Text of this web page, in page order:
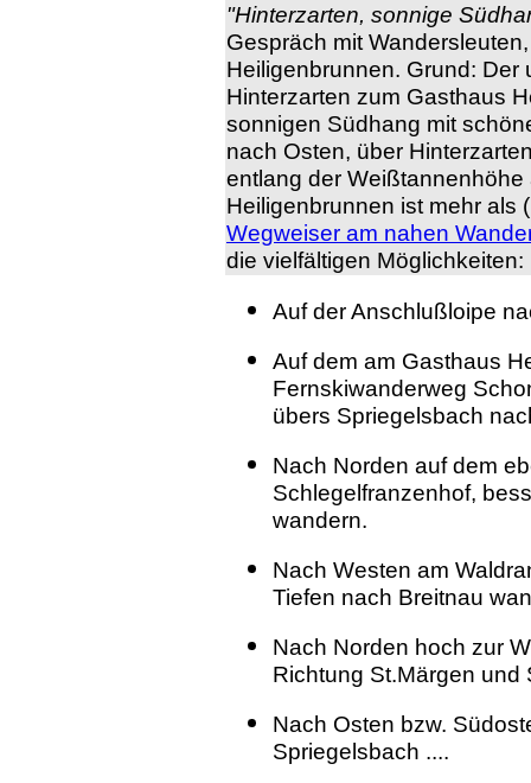
"Hinterzarten, sonnige
Gespräch mit
Heiligenbrunnen. Grund:
Hinterzarten zum Gasthaus
sonnigen Südhang mit
nach Osten, über
entlang der
Heiligenbrunnen ist mehr als
Wegweiser am nahen
die vielfältigen Möglichkeiten:
Auf der Anschlußloipe
Auf dem am Gasthaus
Fernskiwanderweg
übers Spriegelsbach
Nach Norden auf dem
Schlegelfranzenhof,
wandern.
Nach Westen am
Tiefen nach Breitnau
Nach Norden hoch zur
Richtung St.Märgen
Nach Osten bzw.
Spriegelsbach ....